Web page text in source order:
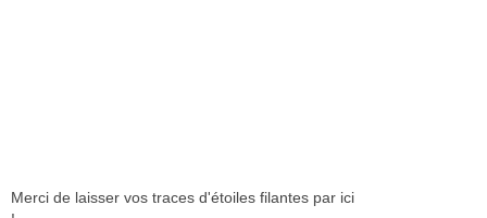
Merci de laisser vos traces d'étoiles filantes par ici